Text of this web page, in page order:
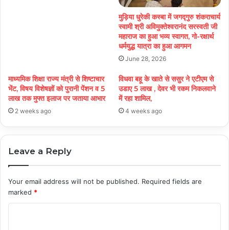
मुड़िया धुरेकी कस्बा में जगद्गुरु शंकराचार्य
स्वामी श्री अविमुक्तेश्वरानंद सरस्वती जी
महाराज का हुआ भव्य स्वागत, गो-रक्षार्थ
धर्मयुद्ध यात्रा का हुआ आगमन
June 28, 2026
माध्यमिक शिक्षा राज्य मंत्री से शिष्टाचार
भेंट, विषय विशेषज्ञों को पुरानी पेंशन व 5
लाख तक मुफ्त इलाज पर जताया आभार
2 weeks ago
विधवा बहू के खाते से ससुर ने एटीएम से
उडाए 5 लाख , देवर भी रकम निकलवाने
में रहा शामिल,
4 weeks ago
Leave a Reply
Your email address will not be published. Required fields are
marked *